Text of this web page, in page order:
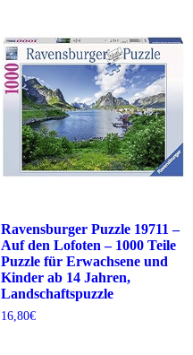
Ravensburger Puzzle 19711 –
Auf den Lofoten – 1000 Teile
Puzzle für Erwachsene und
Kinder ab 14 Jahren,
Landschaftspuzzle
16,80€